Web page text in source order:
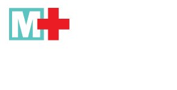
Passer au contenu principal